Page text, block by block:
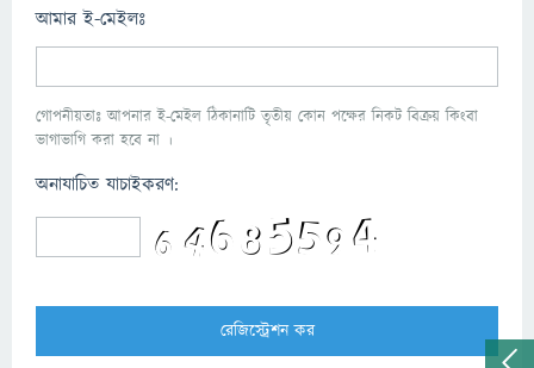
আমার ই-মেইলঃ
গোপনীয়তাঃ আপনার ই-মেইল ঠিকানাটি তৃতীয় কোন পক্ষের নিকট বিক্রয় কিংবা
ভাগাভাগি করা হবে না ।
অনাযাচিত যাচাইকরণ: